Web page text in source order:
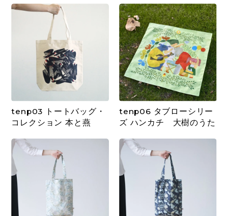
tenp03 トートバッグ・
コレクション 本と燕
tenp06 タブローシリー
ズ ハンカチ 大樹のうた